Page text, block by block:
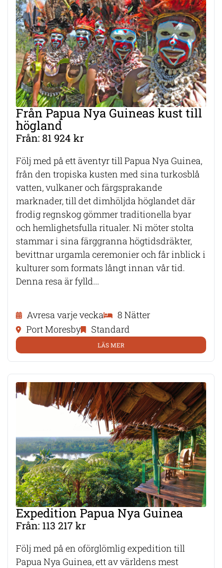
Från Papua Nya Guineas kust till
högland
Från: 81 924 kr
Följ med på ett äventyr till Papua Nya Guinea,
från den tropiska kusten med sina turkosblå
vatten, vulkaner och färgsprakande
marknader, till det dimhöljda höglandet där
frodig regnskog gömmer traditionella byar
och hemlighetsfulla ritualer. Ni möter stolta
stammar i sina färggranna högtidsdräkter,
bevittnar urgamla ceremonier och får inblick i
kulturer som formats långt innan vår tid.
Denna resa är fylld...
Avresa varje vecka
8 Nätter
Port Moresby
Standard
LÄS MER
Expedition Papua Nya Guinea
Från: 113 217 kr
Följ med på en oförglömlig expedition till
Papua Nya Guinea, ett av världens mest